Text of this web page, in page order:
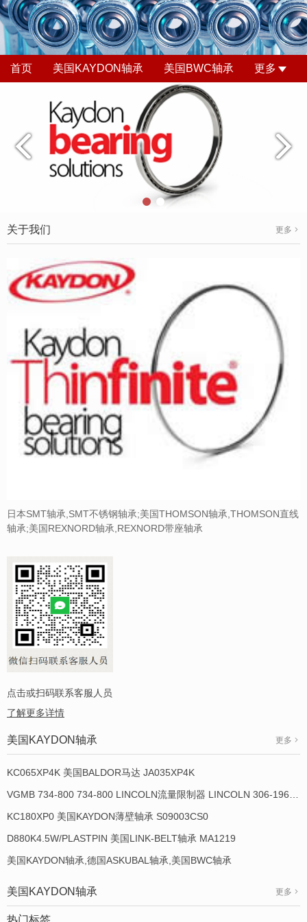
首页 美国KAYDON轴承 美国BWC轴承 更多
关于我们 更多
日本SMT轴承,SMT不锈钢轴承;美国THOMSON轴承,THOMSON直线
轴承;美国REXNORD轴承,REXNORD带座轴承
点击或扫码联系客服人员
了解更多详情
美国KAYDON轴承 更多
KC065XP4K 美国BALDOR马达 JA035XP4K
KC180XP0 美国KAYDON薄壁轴承 S09003CS0
D880K4.5W/PLASTPIN 美国LINK-BELT轴承 MA1219
美国KAYDON轴承,德国ASKUBAL轴承,美国BWC轴承
美国KAYDON轴承 更多
热门标签